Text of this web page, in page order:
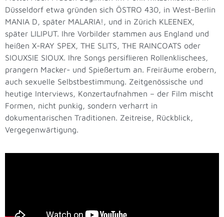
Düsseldorf etwa gründen sich ÖSTRO 430, in West-Berlin
MANIA D, später MALARIA!, und in Zürich KLEENEX,
später LILIPUT. Ihre Vorbilder stammen aus England und
heißen X-RAY SPEX, THE SLITS, THE RAINCOATS oder
SIOUXSIE SIOUX. Ihre Songs persiflieren Rollenklischees,
prangern Macker- und Spießertum an. Freiräume erobern,
auch sexuelle Selbstbestimmung. Zeitgenössische und
heutige Interviews, Konzertaufnahmen – der Film mischt
Formen, nicht punkig, sondern verharrt in
dokumentarischen Traditionen. Zeitreise, Rückblick,
Vergegenwärtigung.